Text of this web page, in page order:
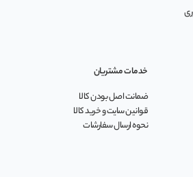
خدمات مشتریان
ضمانت اصل بودن کالا
قوانین سایت و خرید کالا
نحوه ارسال سفارشات